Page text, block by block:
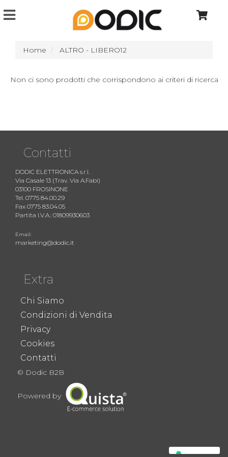
Home ALTRO - LIBERO12
Non ci sono prodotti che corrispondono ai criteri di ricerca
Contatti
DODIC ELETTRONICA s.r.l.
Via Casale 13 (Trav. Via A.Fabi)
03100 FROSINONE
Tel. 0775 84.00.29
Fax 0775 83.04.05
Partita I.V.A.: 01809930603
Email:
marketing@dodic.it
Extra
Chi Siamo
Condizioni di Vendita
Privacy
Cookies
Contatti
© Dodic B2B
Powered by